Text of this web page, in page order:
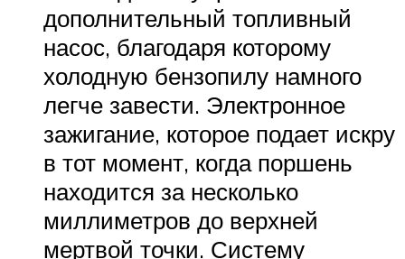
дополнительный топливный
насос, благодаря которому
холодную бензопилу намного
легче завести. Электронное
зажигание, которое подает искру
в тот момент, когда поршень
находится за несколько
миллиметров до верхней
мертвой точки. Систему